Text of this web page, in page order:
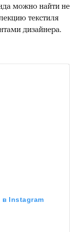
можно найти не
текстиля
дизайнера.
в Instagram